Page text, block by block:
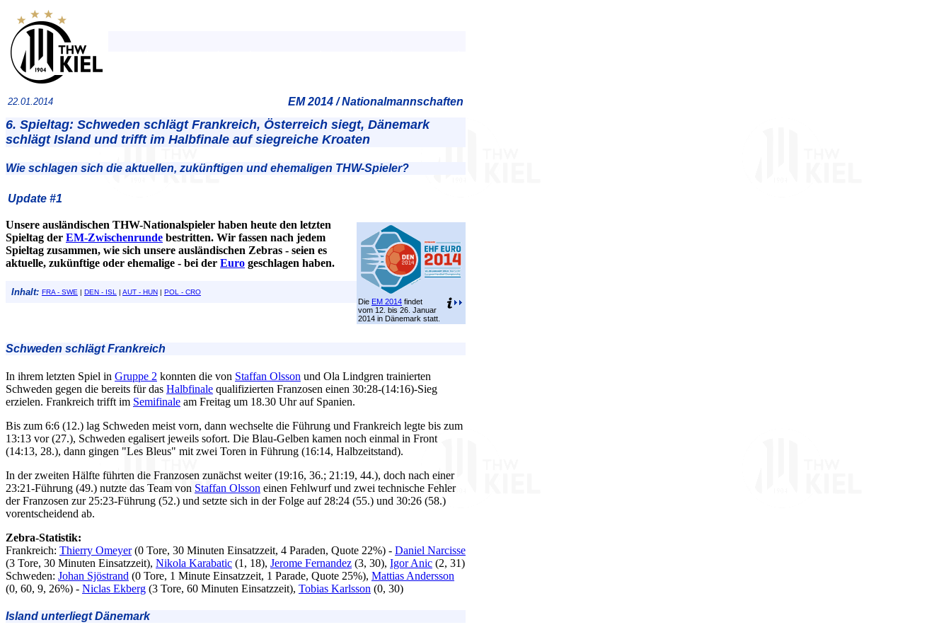
22.01.2014 EM 2014 / Nationalmannschaften
6. Spieltag: Schweden schlägt Frankreich, Österreich siegt, Dänemark
schlägt Island und trifft im Halbfinale auf siegreiche Kroaten
Wie schlagen sich die aktuellen, zukünftigen und ehemaligen THW-Spieler?
Update #1
Die EM 2014 findet
vom 12. bis 26. Januar
2014 in Dänemark statt.
Unsere ausländischen THW-Nationalspieler haben heute den letzten
Spieltag der EM-Zwischenrunde bestritten. Wir fassen nach jedem
Spieltag zusammen, wie sich unsere ausländischen Zebras - seien es
aktuelle, zukünftige oder ehemalige - bei der Euro geschlagen haben.
Inhalt: FRA - SWE | DEN - ISL | AUT - HUN | POL - CRO
Schweden schlägt Frankreich
In ihrem letzten Spiel in Gruppe 2 konnten die von Staffan Olsson und Ola Lindgren trainierten
Schweden gegen die bereits für das Halbfinale qualifizierten Franzosen einen 30:28-(14:16)-Sieg
erzielen. Frankreich trifft im Semifinale am Freitag um 18.30 Uhr auf Spanien.
Bis zum 6:6 (12.) lag Schweden meist vorn, dann wechselte die Führung und Frankreich legte bis zum
13:13 vor (27.), Schweden egalisert jeweils sofort. Die Blau-Gelben kamen noch einmal in Front
(14:13, 28.), dann gingen "Les Bleus" mit zwei Toren in Führung (16:14, Halbzeitstand).
In der zweiten Hälfte führten die Franzosen zunächst weiter (19:16, 36.; 21:19, 44.), doch nach einer
23:21-Führung (49.) nutzte das Team von Staffan Olsson einen Fehlwurf und zwei technische Fehler
der Franzosen zur 25:23-Führung (52.) und setzte sich in der Folge auf 28:24 (55.) und 30:26 (58.)
vorentscheidend ab.
Zebra-Statistik:
Frankreich: Thierry Omeyer(0 Tore, 30 Minuten Einsatzzeit, 4 Paraden, Quote 22%) - Daniel Narcisse
(3 Tore, 30 Minuten Einsatzzeit), Nikola Karabatic (1, 18), Jerome Fernandez (3, 30), Igor Anic (2, 31)
Schweden: Johan Sjöstrand (0 Tore, 1 Minute Einsatzzeit, 1 Parade, Quote 25%), Mattias Andersson
(0, 60, 9, 26%) - Niclas Ekberg (3 Tore, 60 Minuten Einsatzzeit), Tobias Karlsson (0, 30)
Island unterliegt Dänemark